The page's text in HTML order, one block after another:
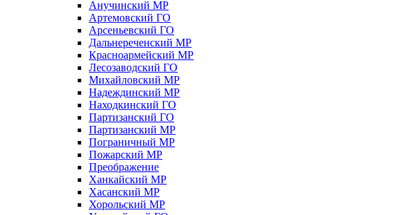
Анучинский МР
Артемовский ГО
Арсеньевский ГО
Дальнереченский МР
Красноармейский МР
Лесозаводский ГО
Михайловский МР
Надеждинский МР
Находкинский ГО
Партизанский ГО
Партизанский МР
Пограничный МР
Пожарский МР
Преображение
Ханкайский МР
Хасанский МР
Хорольский МР